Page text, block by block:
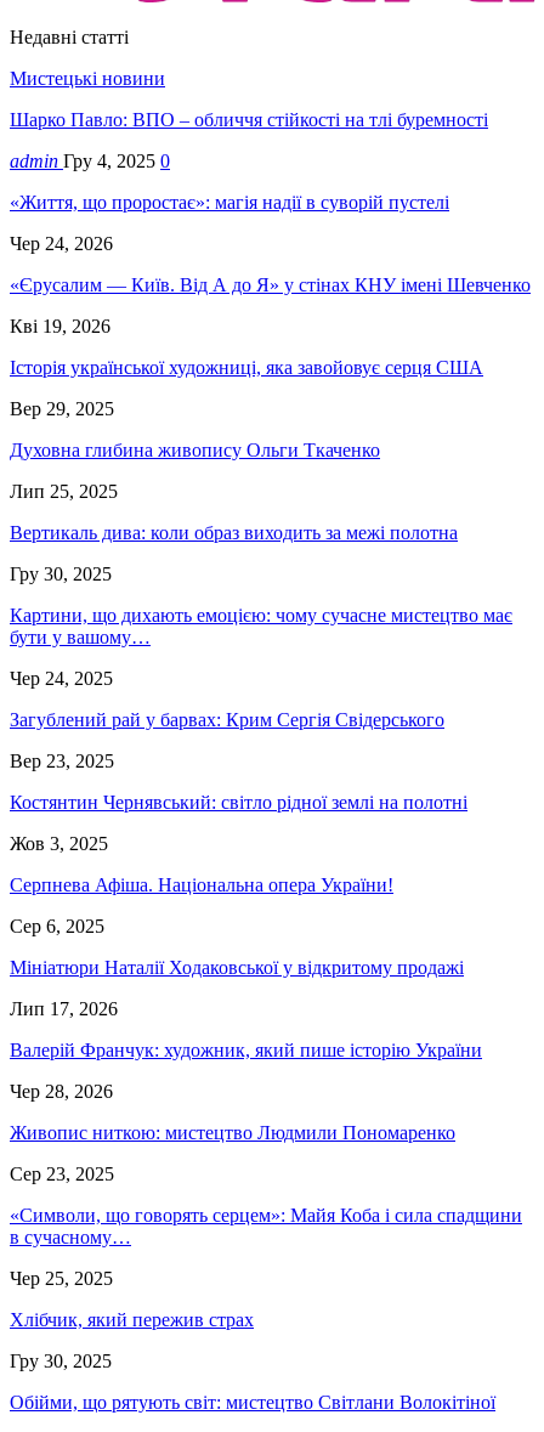
Недавні статті
Мистецькі новини
Шарко Павло: ВПО – обличчя стійкості на тлі буремності
admin Гру 4, 2025 0
«Життя, що проростає»: магія надії в суворій пустелі
Чер 24, 2026
«Єрусалим — Київ. Від А до Я» у стінах КНУ імені Шевченко
Кві 19, 2026
Історія української художниці, яка завойовує серця США
Вер 29, 2025
Духовна глибина живопису Ольги Ткаченко
Лип 25, 2025
Вертикаль дива: коли образ виходить за межі полотна
Гру 30, 2025
Картини, що дихають емоцією: чому сучасне мистецтво має
бути у вашому…
Чер 24, 2025
Загублений рай у барвах: Крим Сергія Свідерського
Вер 23, 2025
Костянтин Чернявський: світло рідної землі на полотні
Жов 3, 2025
Серпнева Афіша. Національна опера України!
Сер 6, 2025
Мініатюри Наталії Ходаковської у відкритому продажі
Лип 17, 2026
Валерій Франчук: художник, який пише історію України
Чер 28, 2026
Живопис ниткою: мистецтво Людмили Пономаренко
Сер 23, 2025
«Символи, що говорять серцем»: Майя Коба і сила спадщини
в сучасному…
Чер 25, 2025
Хлібчик, який пережив страх
Гру 30, 2025
Обійми, що рятують світ: мистецтво Світлани Волокітіної